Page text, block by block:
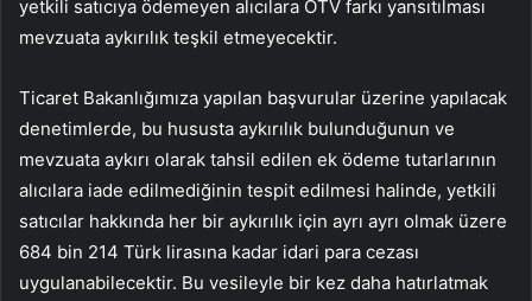
yetkili satıcıya ödemeyen alıcılara ÖTV farkı yansıtılması
mevzuata aykırılık teşkil etmeyecektir.
Ticaret Bakanlığımıza yapılan başvurular üzerine yapılacak
denetimlerde, bu hususta aykırılık bulunduğunun ve
mevzuata aykırı olarak tahsil edilen ek ödeme tutarlarının
alıcılara iade edilmediğinin tespit edilmesi halinde, yetkili
satıcılar hakkında her bir aykırılık için ayrı ayrı olmak üzere
684 bin 214 Türk lirasına kadar idari para cezası
uygulanabilecektir. Bu vesileyle bir kez daha hatırlatmak